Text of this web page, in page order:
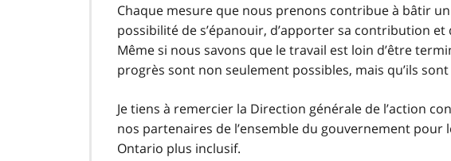
Chaque mesure que nous prenons contribue à bâtir
possibilité de s’épanouir, d’apporter sa contribution
Même si nous savons que le travail est loin d’être
progrès sont non seulement possibles, mais qu’ils
Je tiens à remercier la Direction générale de l’action
nos partenaires de l’ensemble du gouvernement
Ontario plus inclusif.